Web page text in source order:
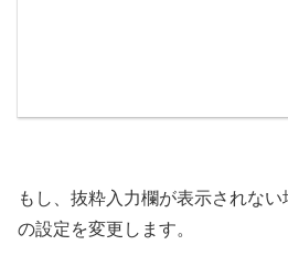
もし、抜粋入力欄が表示されな
の設定を変更します。